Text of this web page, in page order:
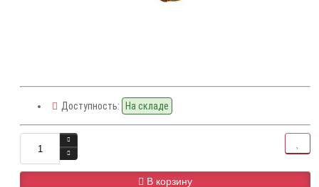
Доступность: На складе
В корзину